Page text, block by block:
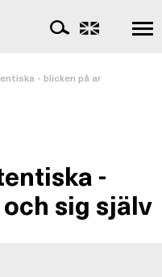
- blicken på andra och sig
-
sig själv